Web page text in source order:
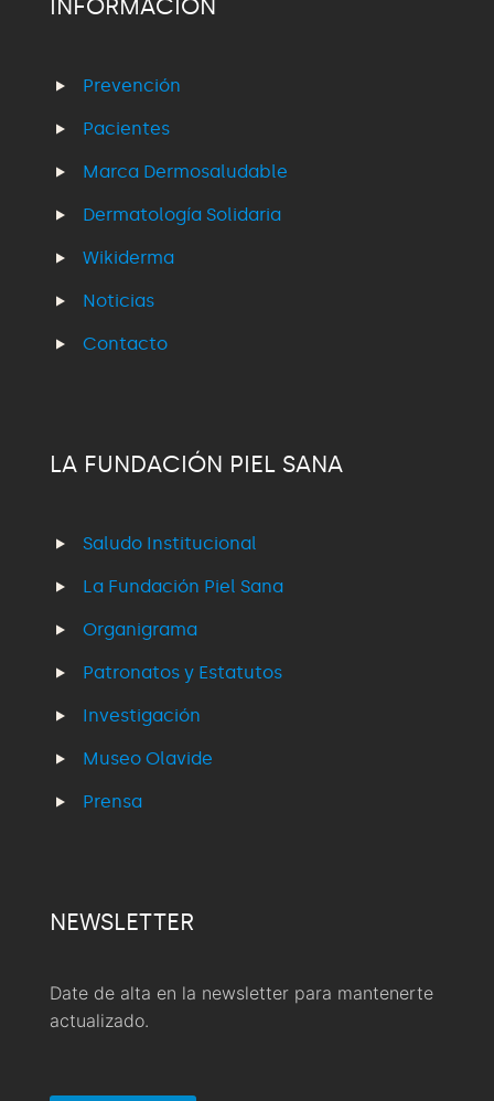
INFORMACIÓN
Prevención
Pacientes
Marca Dermosaludable
Dermatología Solidaria
Wikiderma
Noticias
Contacto
LA FUNDACIÓN PIEL SANA
Saludo Institucional
La Fundación Piel Sana
Organigrama
Patronatos y Estatutos
Investigación
Museo Olavide
Prensa
NEWSLETTER
Date de alta en la newsletter para mantenerte
actualizado.